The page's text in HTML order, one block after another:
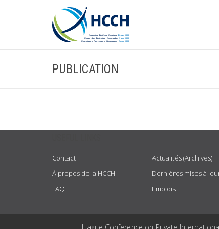
PUBLICATION
Contact
À propos de la HCCH
FAQ
Actualités (Archives)
Dernières mises à
Emplois